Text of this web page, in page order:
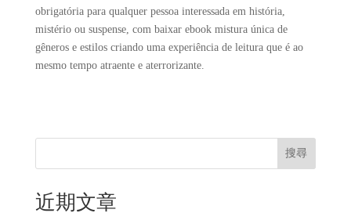
obrigatória para qualquer pessoa interessada em história,
mistério ou suspense, com baixar ebook mistura única de
gêneros e estilos criando uma experiência de leitura que é ao
mesmo tempo atraente e aterrorizante.
搜尋
近期文章